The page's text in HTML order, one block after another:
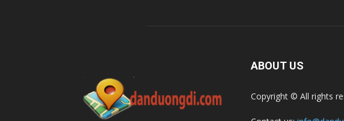
ABOUT US
Copyright © All rights